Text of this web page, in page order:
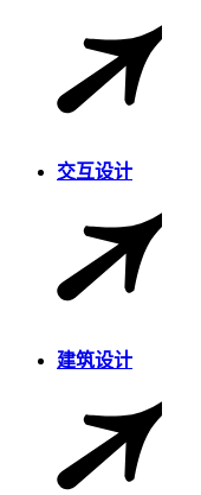
交互设计
建筑设计